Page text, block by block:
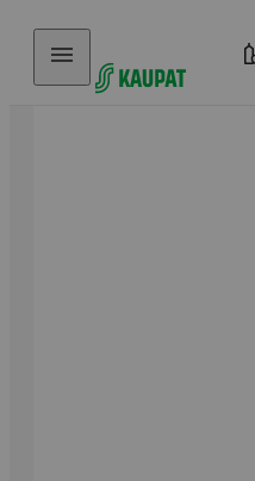
Hyppää sisältöön